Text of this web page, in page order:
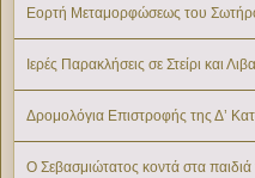
Εορτή Μεταμορφώσεως του
Ιερές Παρακλήσεις σε Στείρι και
Δρομολόγια Επιστροφής της Δ’
Ο Σεβασμιώτατος κοντά στα